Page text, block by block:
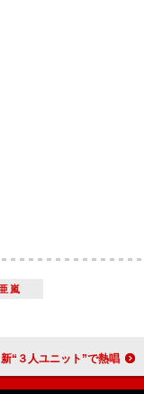
嵐
崎しげる色”は企業努力」 新“３人ユニット”で熱唱